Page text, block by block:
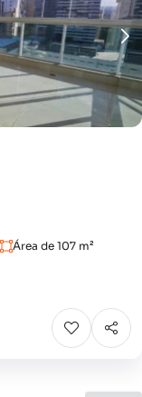
Área de 107 m²